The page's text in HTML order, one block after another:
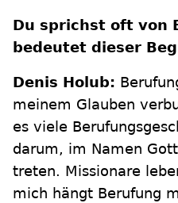
Du sprichst oft von
bedeutet dieser
Denis Holub:
meinem Glauben
es viele
darum, im Namen
treten. Missionare
mich hängt Berufung